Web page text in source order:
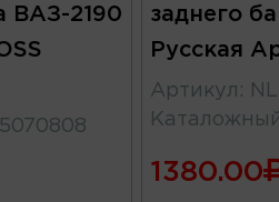
ВАЗ-2190
заднего
Русская
Артикул :
1380.00